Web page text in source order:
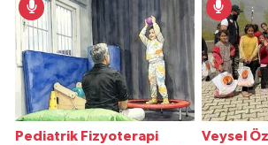
Pediatrik Fizyoterapi
Veysel